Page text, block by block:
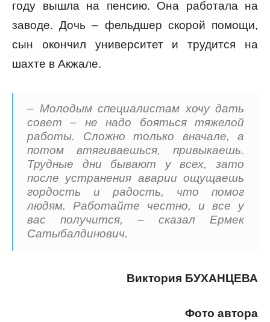
году вышла на пенсию. Она работала на
заводе. Дочь – фельдшер скорой помощи,
сын окончил университет и трудится на
шахте в Акжале.
– Молодым специалистам хочу дать
совет – не надо бояться тяжелой
работы. Сложно только вначале, а
потом втягиваешься, привыкаешь.
Трудные дни бывают у всех, зато
после устранения аварии ощущаешь
гордость и радость, что помог
людям. Работайте честно, и все у
вас получится, – сказал Ермек
Сатыбалдинович.
Виктория БУХАНЦЕВА
Фото автора